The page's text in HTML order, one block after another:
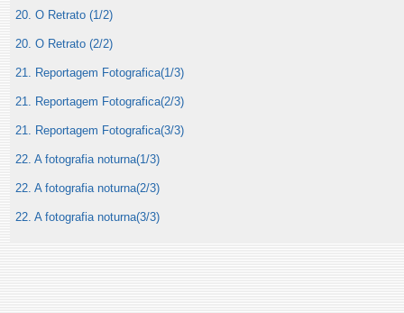
20. O Retrato (1/2)
20. O Retrato (2/2)
21. Reportagem Fotografica(1/3)
21. Reportagem Fotografica(2/3)
21. Reportagem Fotografica(3/3)
22. A fotografia noturna(1/3)
22. A fotografia noturna(2/3)
22. A fotografia noturna(3/3)